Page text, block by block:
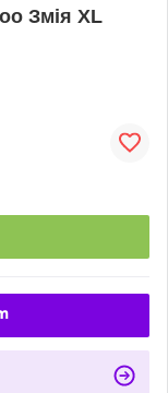
Змія XL